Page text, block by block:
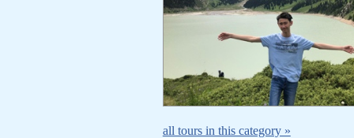
all tours in this category »